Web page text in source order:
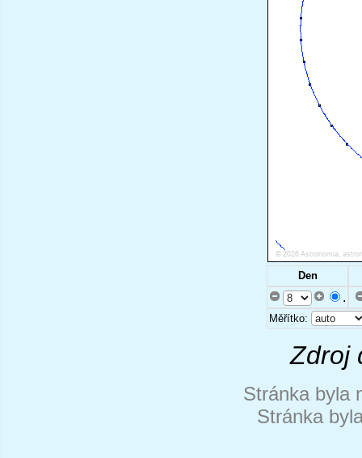
Den
.
Měřítko:
Zdroj
Stránka byla
Stránka